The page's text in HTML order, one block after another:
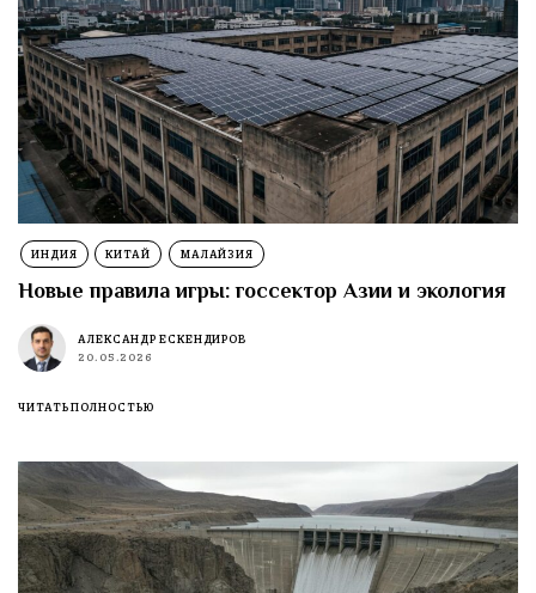
ИНДИЯ КИТАЙ МАЛАЙЗИЯ
Новые правила игры: госсектор Азии и экология
АЛЕКСАНДР ЕСКЕНДИРОВ
20.05.2026
ЧИТАТЬ ПОЛНОСТЬЮ